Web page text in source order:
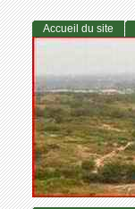
Accueil du site